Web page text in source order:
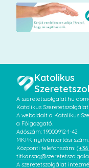
Katolikus
A szeretetszolgalat.hu
Katolikus
A weboldalt a Katolikus
a Főigazgató.
Adószám: 19000912-1-42
MKPK nyilvántartási szám:
Központi telefonszám: (+36
A szeretetszolgálat